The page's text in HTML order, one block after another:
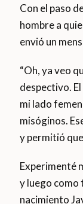
Con el paso
hombre a
envió un
“Oh, ya veo
despectivo.
mi lado
misóginos.
y permitió
Experimenté
y luego como
nacimiento